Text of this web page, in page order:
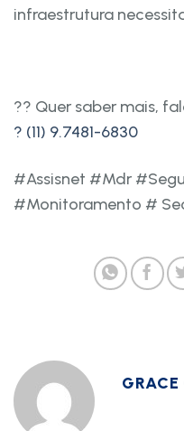
infraestrutura
?? Quer saber mais,
? (11) 9.7481-6830
#Assisnet #Mdr
#Monitoramento #